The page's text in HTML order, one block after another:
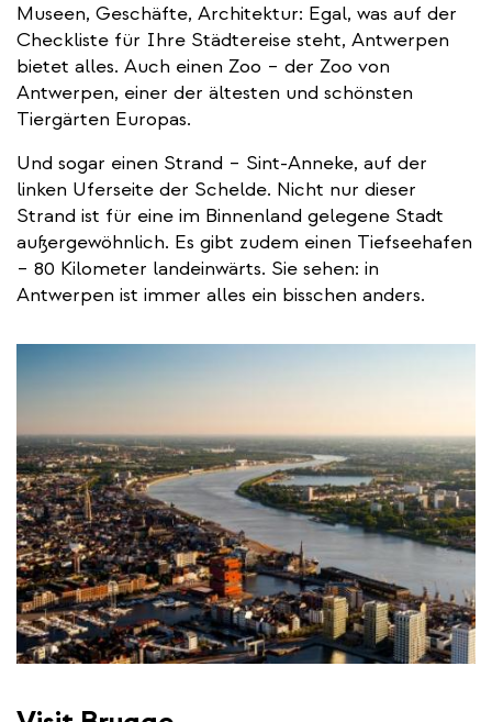
Museen, Geschäfte, Architektur: Egal, was auf der
Checkliste für Ihre Städtereise steht, Antwerpen
bietet alles. Auch einen Zoo – der Zoo von
Antwerpen, einer der ältesten und schönsten
Tiergärten Europas.
Und sogar einen Strand – Sint-Anneke, auf der
linken Uferseite der Schelde. Nicht nur dieser
Strand ist für eine im Binnenland gelegene Stadt
außergewöhnlich. Es gibt zudem einen Tiefseehafen
– 80 Kilometer landeinwärts. Sie sehen: in
Antwerpen ist immer alles ein bisschen anders.